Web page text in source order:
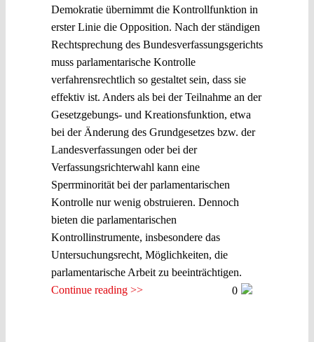
Demokratie übernimmt die Kontrollfunktion in
erster Linie die Opposition. Nach der ständigen
Rechtsprechung des Bundesverfassungsgerichts
muss parlamentarische Kontrolle
verfahrensrechtlich so gestaltet sein, dass sie
effektiv ist. Anders als bei der Teilnahme an der
Gesetzgebungs- und Kreationsfunktion, etwa
bei der Änderung des Grundgesetzes bzw. der
Landesverfassungen oder bei der
Verfassungsrichterwahl kann eine
Sperrminorität bei der parlamentarischen
Kontrolle nur wenig obstruieren. Dennoch
bieten die parlamentarischen
Kontrollinstrumente, insbesondere das
Untersuchungsrecht, Möglichkeiten, die
parlamentarische Arbeit zu beeinträchtigen.
Continue reading >>
0